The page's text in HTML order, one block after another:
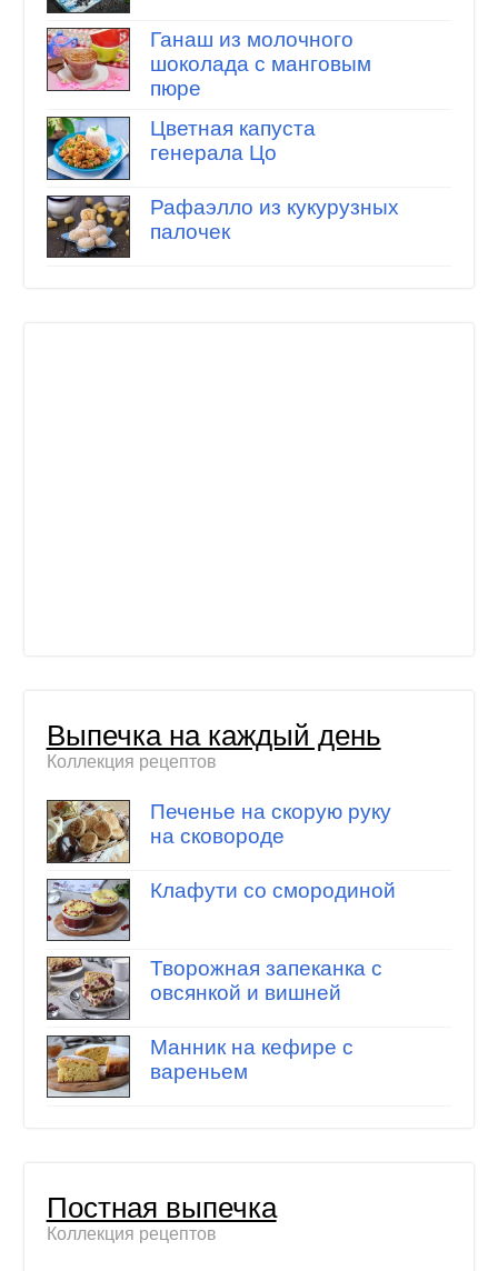
Ганаш из молочного
шоколада с манговым
пюре
Цветная капуста
генерала Цо
Рафаэлло из кукурузных
палочек
Выпечка на каждый день
Коллекция рецептов
Печенье на скорую руку
на сковороде
Клафути со смородиной
Творожная запеканка с
овсянкой и вишней
Манник на кефире с
вареньем
Постная выпечка
Коллекция рецептов